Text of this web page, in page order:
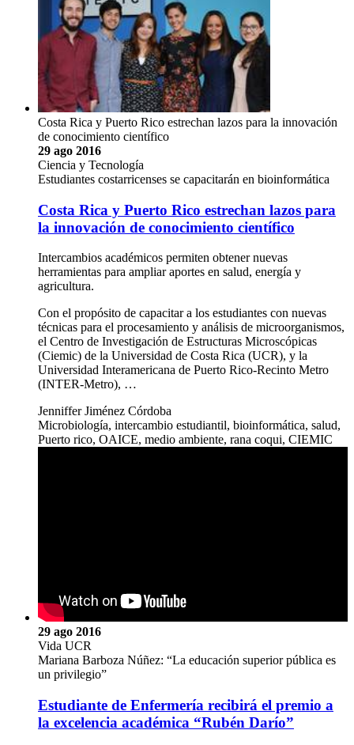
Costa Rica y Puerto Rico estrechan lazos para la innovación
de conocimiento científico
29 ago 2016
Ciencia y Tecnología
Estudiantes costarricenses se capacitarán en bioinformática
Costa Rica y Puerto Rico estrechan lazos para
la innovación de conocimiento científico
Intercambios académicos permiten obtener nuevas
herramientas para ampliar aportes en salud, energía y
agricultura.
Con el propósito de capacitar a los estudiantes con nuevas
técnicas para el procesamiento y análisis de microorganismos,
el Centro de Investigación de Estructuras Microscópicas
(Ciemic) de la Universidad de Costa Rica (UCR), y la
Universidad Interamericana de Puerto Rico-Recinto Metro
(INTER-Metro), …
Jenniffer Jiménez Córdoba
Microbiología, intercambio estudiantil, bioinformática, salud,
Puerto rico, OAICE, medio ambiente, rana coqui, CIEMIC
29 ago 2016
Vida UCR
Mariana Barboza Núñez: “La educación superior pública es
un privilegio”
Estudiante de Enfermería recibirá el premio a
la excelencia académica “Rubén Darío”